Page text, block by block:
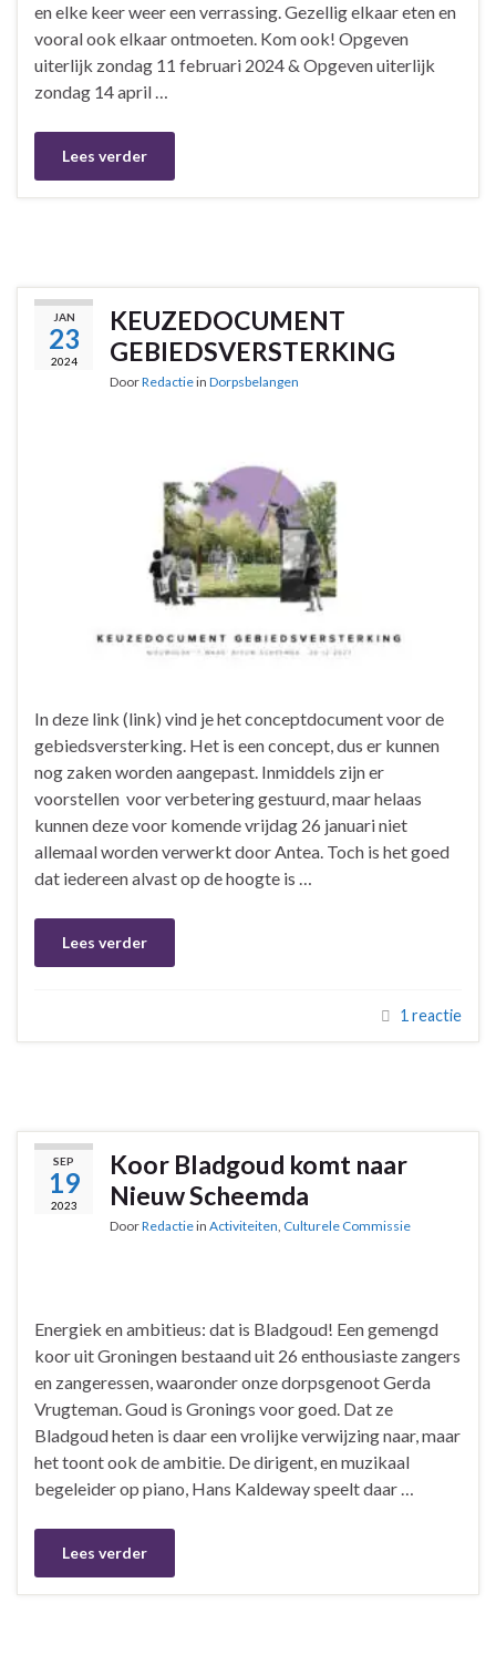
en elke keer weer een verrassing. Gezellig elkaar eten en
vooral ook elkaar ontmoeten. Kom ook! Opgeven
uiterlijk zondag 11 februari 2024 & Opgeven uiterlijk
zondag 14 april …
Lees verder
JAN
23
2024
KEUZEDOCUMENT
GEBIEDSVERSTERKING
DoorRedactiein Dorpsbelangen
In deze link (link) vind je het conceptdocument voor de
gebiedsversterking. Het is een concept, dus er kunnen
nog zaken worden aangepast. Inmiddels zijn er
voorstellen voor verbetering gestuurd, maar helaas
kunnen deze voor komende vrijdag 26 januari niet
allemaal worden verwerkt door Antea. Toch is het goed
dat iedereen alvast op de hoogte is …
Lees verder
1 reactie
SEP
19
2023
Koor Bladgoud komt naar
Nieuw Scheemda
DoorRedactiein Activiteiten Culturele Commissie
Energiek en ambitieus: dat is Bladgoud! Een gemengd
koor uit Groningen bestaand uit 26 enthousiaste zangers
en zangeressen, waaronder onze dorpsgenoot Gerda
Vrugteman. Goud is Gronings voor goed. Dat ze
Bladgoud heten is daar een vrolijke verwijzing naar, maar
het toont ook de ambitie. De dirigent, en muzikaal
begeleider op piano, Hans Kaldeway speelt daar …
Lees verder